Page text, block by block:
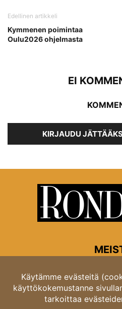
Edellinen artikkeli
Kymmenen poimintaa
Oulu2026 ohjelmasta
EI
KIRJAUDU
Rondon
Opastinsilta 6A
Asiakaspalvelu: